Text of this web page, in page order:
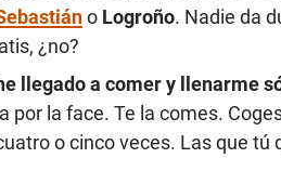
o Logroño. Nadie da
¿no?
llegado a comer y llenarme
por la face. Te la comes.
o cinco veces. Las que tú